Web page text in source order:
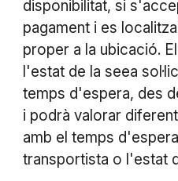
disponibilitat, si
pagament i es
proper a la ubicació.
l'estat de la seea
temps d'espera, des
i podrà valorar
amb el temps
transportista o l'estat